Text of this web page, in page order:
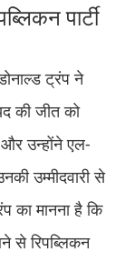
पार्टी
ट्रंप ने
की जीत को
और उन्होंने एल-
उम्मीदवारी से
का मानना है कि
से रिपब्लिकन